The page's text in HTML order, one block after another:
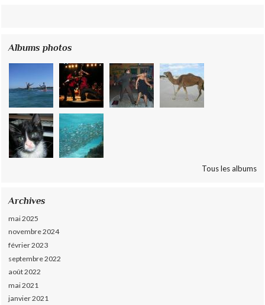
Albums photos
Tous les albums
Archives
mai 2025
novembre 2024
février 2023
septembre 2022
août 2022
mai 2021
janvier 2021